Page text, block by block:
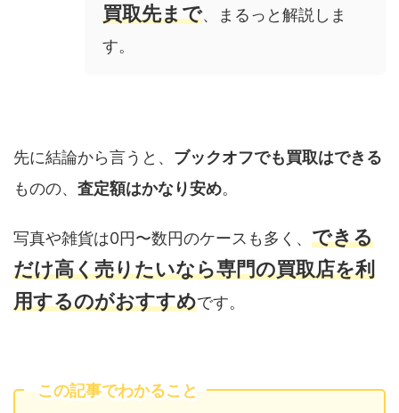
買取先まで、まるっと解説しま
す。
先に結論から言うと、 ブックオフでも買取はできる
ものの、 査定額はかなり安め。
写真や雑貨は0円〜数円のケースも多く、 できる
だけ高く売りたいなら専門の買取店を利
用するのがおすすめです。
この記事でわかること